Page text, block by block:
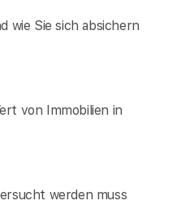
wie Sie sich absichern
von Immobilien in
werden muss